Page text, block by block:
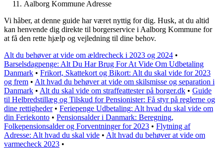
Aalborg Kommune Adresse
Vi håber, at denne guide har været nyttig for dig. Husk, at du altid
kan henvende dig direkte til borgerservice i Aalborg Kommune for
at få den rette hjælp og vejledning til dine behov.
Alt du behøver at vide om ældrecheck i 2023 og 2024 •
Barselsdagpenge: Alt Du Har Brug For At Vide Om Udbetaling
Danmark • Frikort, Skattekort og Bikort: Alt du skal vide for 2023
og frem • Alt hvad du behøver at vide om skilsmisse og separation i
Danmark • Alt du skal vide om straffeattester på borger.dk • Guide
til Helbredstillæg og Tilskud for Pensionister: Få styr på reglerne og
dine rettigheder• Feriepenge Udbetaling: Alt hvad du skal vide om
din Feriekonto • Pensionsalder i Danmark: Beregning,
Folkepensionsalder og Forventninger for 2023 • Flytning af
Adresse: Alt hvad du skal vide • Alt hvad du behøver at vide om
varmecheck 2023 •